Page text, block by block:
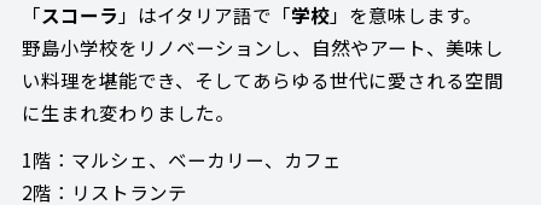
「スコーラ 」はイタリア語で「学校」を意味します。
野島小学校をリノベーションし、自然やアート、美味し
い料理を堪能でき、そしてあらゆる世代に愛される空間
に生まれ変わりました。
1階：マルシェ、ベーカリー、カフェ
2階：リストランテ